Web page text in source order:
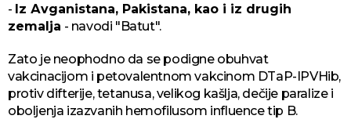
- Iz Аvgаnistаna, Pаkistana, kao i iz drugih
zemalja - navodi "Batut".
Zato je neophodno da se podigne obuhvat
vakcinacijom i petovalentnom vakcinom DTaP-IPVHib,
protiv difterije, tetanusa, velikog kašlja, dečije paralize i
oboljenja izazvanih hemofilusom influence tip B.